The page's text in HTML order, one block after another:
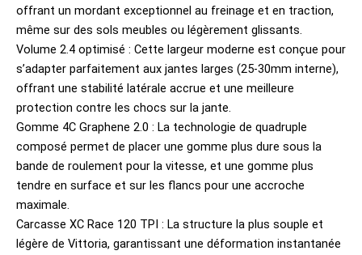
offrant un mordant exceptionnel au freinage et en traction,
même sur des sols meubles ou légèrement glissants.
Volume 2.4 optimisé : Cette largeur moderne est conçue pour
s’adapter parfaitement aux jantes larges (25-30mm interne),
offrant une stabilité latérale accrue et une meilleure
protection contre les chocs sur la jante.
Gomme 4C Graphene 2.0 : La technologie de quadruple
composé permet de placer une gomme plus dure sous la
bande de roulement pour la vitesse, et une gomme plus
tendre en surface et sur les flancs pour une accroche
maximale.
Carcasse XC Race 120 TPI : La structure la plus souple et
légère de Vittoria, garantissant une déformation instantanée